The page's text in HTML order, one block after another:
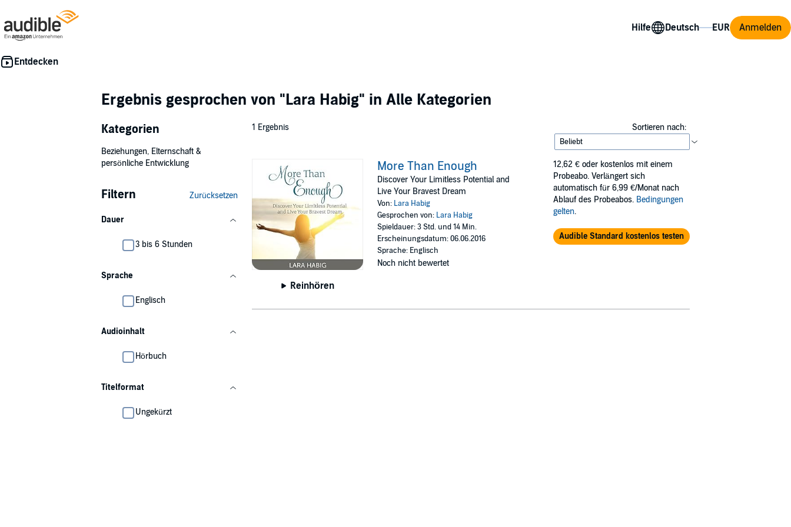
Hilfe Anmelden
Ergebnis gesprochen von "Lara Habig" in Alle Kategorien
Kategorien
Beziehungen, Elternschaft &
persönliche Entwicklung
Filtern Zurücksetzen
Dauer
3 bis 6 Stunden
Sprache
Englisch
Audioinhalt
Hörbuch
Titelformat
Ungekürzt
1 Ergebnis Sortieren nach:
Reinhören
More Than Enough
Discover Your Limitless Potential and
Live Your Bravest Dream
Von: Lara Habig
Gesprochen von: Lara Habig
Spieldauer: 3 Std. und 14 Min.
Erscheinungsdatum: 06.06.2016
Sprache: Englisch
Noch nicht bewertet
12,62 € oder kostenlos mit einem
Probeabo. Verlängert sich
automatisch für 6,99 €/Monat nach
Ablauf des Probeabos. Bedingungen
gelten.
Audible Standard kostenlos testen